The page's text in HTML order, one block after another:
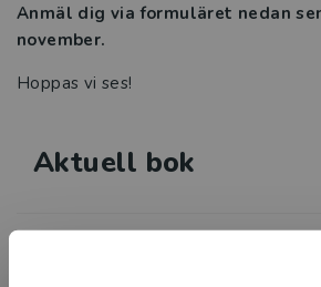
Anmäl dig via formuläret nedan
november.
Hoppas vi ses!
Aktuell bok